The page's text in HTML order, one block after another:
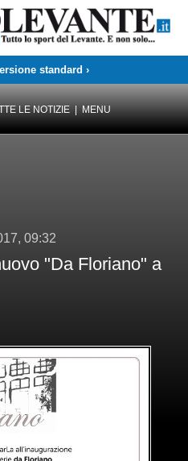
standard ›
LE NOTIZIE| MENU
09:32
"Da Floriano" a